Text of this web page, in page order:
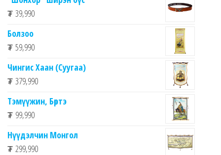
₮ 39,990
Болзоо
₮ 59,990
Чингис Хаан (Суугаа)
₮ 379,990
Тэмүүжин, Бөртэ
₮ 99,990
Нүүдэлчин Монгол
₮ 299,990